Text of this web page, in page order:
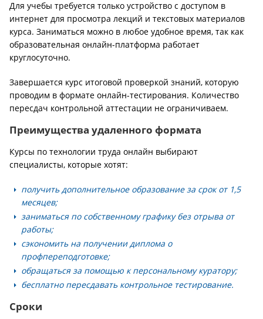
Для учебы требуется только устройство с доступом в
интернет для просмотра лекций и текстовых материалов
курса. Заниматься можно в любое удобное время, так как
образовательная онлайн-платформа работает
круглосуточно.
Завершается курс итоговой проверкой знаний, которую
проводим в формате онлайн-тестирования. Количество
пересдач контрольной аттестации не ограничиваем.
Преимущества удаленного формата
Курсы по технологии труда онлайн выбирают
специалисты, которые хотят:
получить дополнительное образование за срок от 1,5
месяцев;
заниматься по собственному графику без отрыва от
работы;
сэкономить на получении диплома о
профпереподготовке;
обращаться за помощью к персональному куратору;
бесплатно пересдавать контрольное тестирование.
Сроки